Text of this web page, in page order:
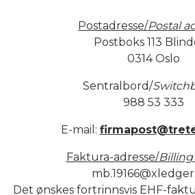
Postadresse/Postal
Postboks 113
0314 Oslo
Sentralbord/
988 53 333
E-mail:
Faktura-adresse/Billing
Det ønskes fortrinnsvis EHF-